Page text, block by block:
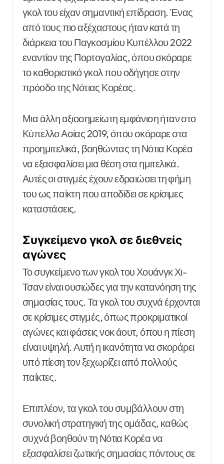
γκολ του είχαν σημαντική επίδραση. Ένας
από τους πιο αξέχαστους ήταν κατά τη
διάρκεια του Παγκοσμίου Κυπέλλου 2022
εναντίον της Πορτογαλίας, όπου σκόραρε
το καθοριστικό γκολ που οδήγησε στην
πρόοδο της Νότιας Κορέας.
Μια άλλη αξιοσημείωτη εμφάνιση ήταν στο
Κύπελλο Ασίας 2019, όπου σκόραρε στα
προημιτελικά, βοηθώντας τη Νότια Κορέα
να εξασφαλίσει μια θέση στα ημιτελικά.
Αυτές οι στιγμές έχουν εδραιώσει τη φήμη
του ως παίκτη που αποδίδει σε κρίσιμες
καταστάσεις.
Συγκείμενο γκολ σε διεθνείς
αγώνες
Το συγκείμενο των γκολ του Χουάνγκ Χι-
Τσαν είναι ουσιώδες για την κατανόηση της
σημασίας τους. Τα γκολ του συχνά έρχονται
σε κρίσιμες στιγμές, όπως προκριματικοί
αγώνες και φάσεις νοκ άουτ, όπου η πίεση
είναι υψηλή. Αυτή η ικανότητα να σκοράρει
υπό πίεση τον ξεχωρίζει από πολλούς
παίκτες.
Επιπλέον, τα γκολ του συμβάλλουν στη
συνολική στρατηγική της ομάδας, καθώς
συχνά βοηθούν τη Νότια Κορέα να
εξασφαλίσει ζωτικής σημασίας πόντους σε